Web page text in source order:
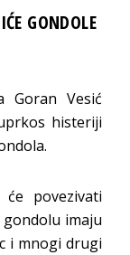
GONDOLE
Goran Vesić
histeriji
povezivati
imaju
i mnogi drugi